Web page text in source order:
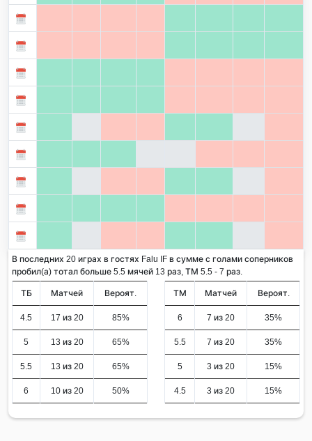
В последних 20 играх в гостях Falu IF в сумме с голами соперников
пробил(а) тотал больше 5.5 мячей 13 раз, ТМ 5.5 - 7 раз.
ТБ Матчей Вероят.
4.5 17 из 20 85%
5 13 из 20 65%
5.5 13 из 20 65%
6 10 из 20 50%
ТМ Матчей Вероят.
6 7 из 20 35%
5.5 7 из 20 35%
5 3 из 20 15%
4.5 3 из 20 15%